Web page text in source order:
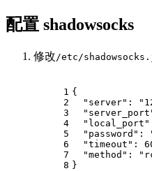
配置 shadowsocks
修改 /etc/
1
2
3
4
5
6
7
8
{
"server" :
"local_port"
"password" :
"timeout" :
"method" :
}